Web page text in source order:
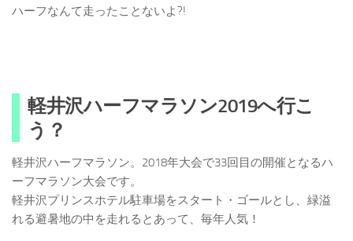
ハーフなんて走ったことないよ?!
軽井沢ハーフマラソン2019へ行こ
う？
軽井沢ハーフマラソン。2018年大会で33回目の開催となるハ
ーフマラソン大会です。
軽井沢プリンスホテル駐車場をスタート・ゴールとし、緑溢
れる避暑地の中を走れるとあって、毎年人気！